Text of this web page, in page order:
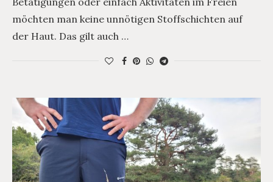
möchten man keine unnötigen Stoffschichten auf
der Haut. Das gilt auch …